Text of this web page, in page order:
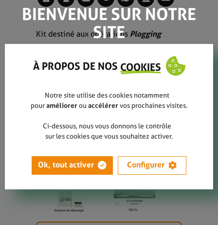
Kit destiné aux opérations Plogging
LIEN VERS LA PAGE DÉDIÉE
Ce kit est composé des éléments
suivants :
BIENVENUE SUR NOTRE
SITE
À PROPOS DE NOS COOKIES
Notre site utilise des cookies notamment
pouraméliorerou accélérervos prochaines visites.
Ci-dessous, nous vous donnons le contrôle
sur les cookies que vous souhaitez activer.
Ok, tout activer Configurer